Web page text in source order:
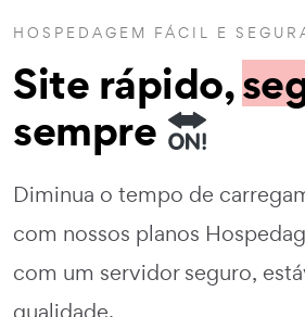
HOSPEDAGEM FÁCIL E
Site rápido,
sempre
Diminua o tempo de
com nossos planos
com um servidor seguro,